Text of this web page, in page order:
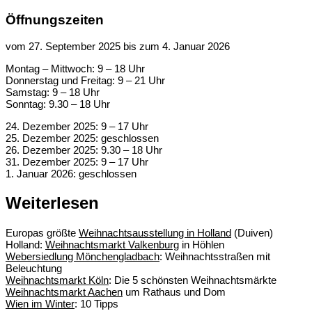
Öffnungszeiten
vom 27. September 2025 bis zum 4. Januar 2026
Montag – Mittwoch: 9 – 18 Uhr
Donnerstag und Freitag: 9 – 21 Uhr
Samstag: 9 – 18 Uhr
Sonntag: 9.30 – 18 Uhr
24. Dezember 2025: 9 – 17 Uhr
25. Dezember 2025: geschlossen
26. Dezember 2025: 9.30 – 18 Uhr
31. Dezember 2025: 9 – 17 Uhr
1. Januar 2026: geschlossen
Weiterlesen
Europas größte Weihnachtsausstellung in Holland (Duiven)
Holland: Weihnachtsmarkt Valkenburg in Höhlen
Webersiedlung Mönchengladbach: Weihnachtsstraßen mit
Beleuchtung
Weihnachtsmarkt Köln: Die 5 schönsten Weihnachtsmärkte
Weihnachtsmarkt Aachen um Rathaus und Dom
Wien im Winter: 10 Tipps